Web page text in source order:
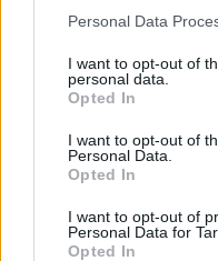
Personal Data
I want to opt-out of
personal data.
Opted In
I want to opt-out of
Personal Data.
Opted In
I want to opt-out of
Personal Data for
Opted In
ΜΟΝΌΠΕΤΡΟ ΔΑΧΤΥΛΊΔΙ ΜΕ
ΔΙΑΜΆΝΤΙ 0.35CT
€1.737€